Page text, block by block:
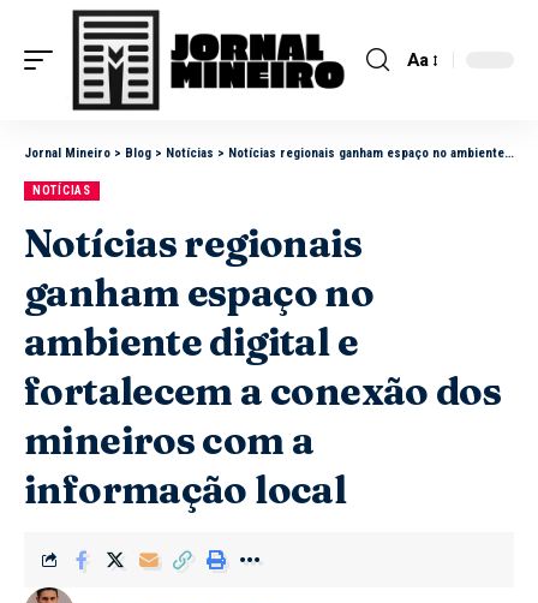
Aa
Jornal Mineiro > Blog > Notícias > Notícias regionais ganham espaço no ambiente digital e fortalecem a conexão dos mineiros com a informação local
NOTÍCIAS
Notícias regionais
ganham espaço no
ambiente digital e
fortalecem a conexão dos
mineiros com a
informação local